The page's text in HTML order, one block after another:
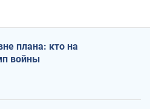
плана: кто на
войны